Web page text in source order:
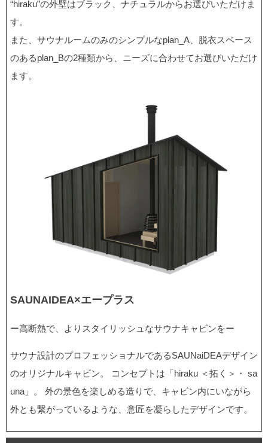
“hiraku”の外壁はブラック、ナチュラルからお選びいただけま
す。
また、サウナルームのみのシンプルなplan_A、脱衣スペース
のあるplan_Bの2種類から、ニーズに合わせてお選びいただけ
ます。
SAUNAIDEA×エープラス
ー高断熱で、よりスタイリッシュなサウナキャビンをー
サウナ設計のプロフェッショナルであるSAUNaiDEAデザイン
のオリジナルキャビン。 コンセプトは「hiraku ＜拓く＞・ sa
una」。 外の景色を楽しめる造りで、キャビン内にいながら
外とも繋がっているような、意匠を凝らしたデザインです。